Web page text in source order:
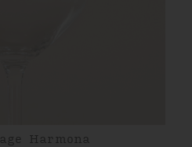
Harmona